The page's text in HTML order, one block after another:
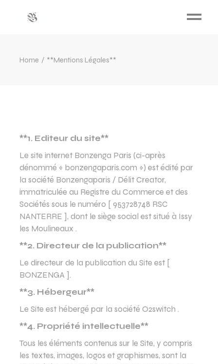
Home **Mentions Légales**
**1. Editeur du site**
Le site internet Bonzenga Paris (ci-après
dénommé « bonzengaparis.com ») est édité par
la société Bonzengaparis / Délit Creator,
immatriculée au Registre du Commerce et des
Sociétés sous le numéro [ 953728748 RSC
NANTERRE ], dont le siège social est situé à Issy
les Moulineaux .
**2. Directeur de la publication**
Le directeur de la publication du Site est [
BONZENGA ].
**3. Hébergeur**
Le Site est hébergé par la société O2switch .
**4. Propriété intellectuelle**
Tous les éléments contenus sur le Site, y compris
les textes, images, logos et graphismes, sont la